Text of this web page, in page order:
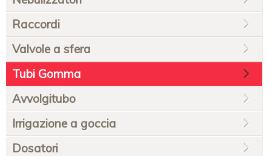
Raccordi
Valvole a sfera
Tubi Gomma
Avvolgitubo
Irrigazione a goccia
Dosatori